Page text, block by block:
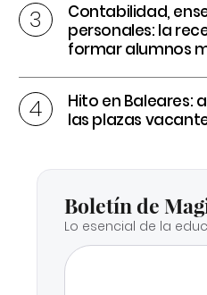
Contabilidad,
personales: la
formar alumnos
Hito en Baleares:
las plazas
Boletín de
Lo esencial de la